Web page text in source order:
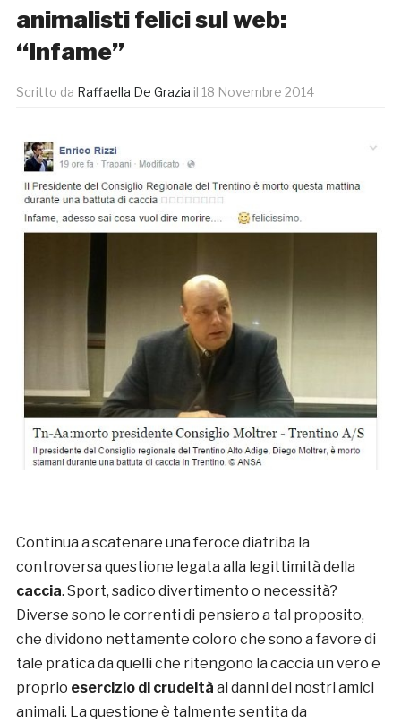
animalisti felici sul web:
“Infame”
Scritto da Raffaella De Grazia il 18 Novembre 2014
Continua a scatenare una feroce diatriba la
controversa questione legata alla legittimità della
caccia. Sport, sadico divertimento o necessità?
Diverse sono le correnti di pensiero a tal proposito,
che dividono nettamente coloro che sono a favore di
tale pratica da quelli che ritengono la caccia un vero e
proprio esercizio di crudeltà ai danni dei nostri amici
animali. La questione è talmente sentita da